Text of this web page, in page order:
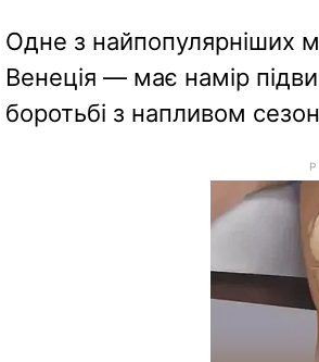
Одне з найпопулярніших
Венеція — має намір
боротьбі з напливом